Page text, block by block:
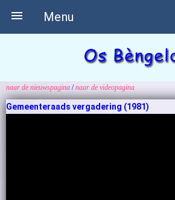
Menu

naar de nieuwspagina /naar de videopagina
Gemeenteraads vergadering (1981)